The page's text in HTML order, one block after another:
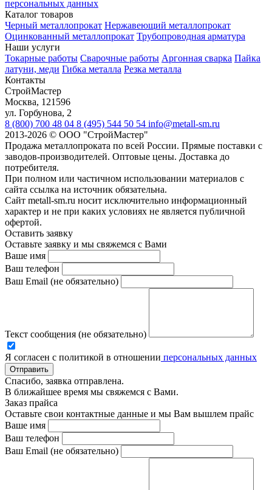
персональных данных
Каталог товаров
Черный металлопрокат Нержавеющий металлопрокат
Оцинкованный металлопрокат Трубопроводная арматура
Наши услуги
Токарные работы Сварочные работы Аргонная сварка Пайка
латуни, меди Гибка металла Резка металла
Контакты
СтройМастер
Москва, 121596
ул. Горбунова, 2
8 (800) 700 48 04 8 (495) 544 50 54 info@metall-sm.ru
2013-2026 © ООО "СтройМастер"
Продажа металлопроката по всей России. Прямые поставки с
заводов-производителей. Оптовые цены. Доставка до
потребителя.
При полном или частичном использовании материалов с
сайта ссылка на источник обязательна.
Сайт metall-sm.ru носит исключительно информационный
характер и не при каких условиях не является публичной
офертой.
Оставить заявку
Оставьте заявку и мы свяжемся с Вами
Ваше имя
Ваш телефон
Ваш Email (не обязательно)
Текст сообщения (не обязательно)
Я согласен с политикой в отношении персональных данных
Отправить
Спасибо, заявка отправлена.
В ближайшее время мы свяжемся с Вами.
Заказ прайса
Оставьте свои контактные данные и мы Вам вышлем прайс
Ваше имя
Ваш телефон
Ваш Email (не обязательно)